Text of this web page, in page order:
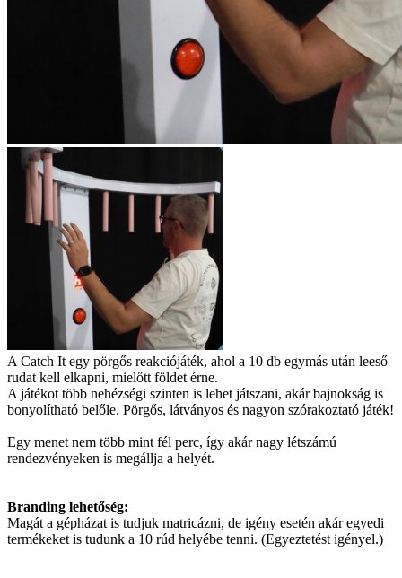
A Catch It egy pörgős reakciójáték, ahol a 10 db egymás után leeső
rudat kell elkapni, mielőtt földet érne.
A játékot több nehézségi szinten is lehet játszani, akár bajnokság is
bonyolítható belőle. Pörgős, látványos és nagyon szórakoztató játék!
Egy menet nem több mint fél perc, így akár nagy létszámú
rendezvényeken is megállja a helyét.
Branding lehetőség:
Magát a gépházat is tudjuk matricázni, de igény esetén akár egyedi
termékeket is tudunk a 10 rúd helyébe tenni. (Egyeztetést igényel.)